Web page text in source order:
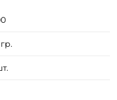
для
например с тестами:
с лёгкими